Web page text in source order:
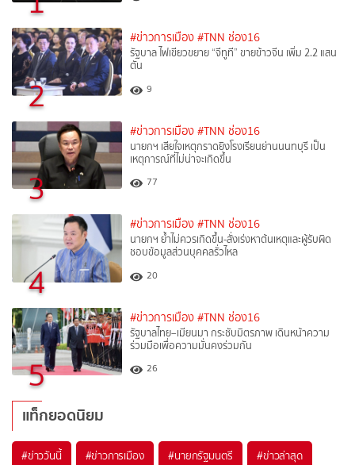
2
#ข่าวการเมือง #TNN ช่อง16
รัฐบาล ไฟเขียวขยาย “จีทูที” ขายข้าวจีน เพิ่ม 2.2 แสน
ตัน
9
3
#ข่าวการเมือง #TNN ช่อง16
นายกฯ เสียใจเหตุกราดยิงโรงเรียนย่านนนทบุรี เป็น
เหตุการณ์ที่ไม่น่าจะเกิดขึ้น
77
4
#ข่าวการเมือง #TNN ช่อง16
นายกฯ ย้ำไม่ควรเกิดขึ้น-สั่งเร่งหาต้นเหตุและผู้รับผิด
ชอบข้อมูลส่วนบุคคลรั่วไหล
20
5
#ข่าวการเมือง #TNN ช่อง16
รัฐบาลไทย–เมียนมา กระชับมิตรภาพ เดินหน้าความ
ร่วมมือเพื่อความมั่นคงร่วมกัน
26
แท็กยอดนิยม
#ข่าววันนี้ #ข่าวการเมือง #นายกรัฐมนตรี #ข่าวล่าสุด